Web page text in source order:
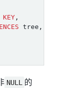
KEY ,
tree ,
NULL 的